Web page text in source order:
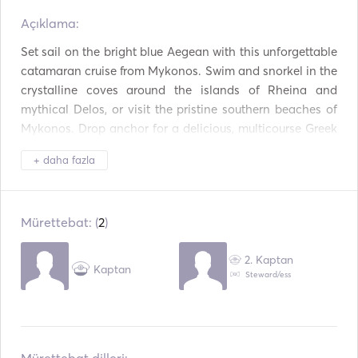
Güvenlik Sistemi
Fırın
Çatal Bıçak / Bardak /
Tabaklar
Aux Bağlantısı USB Bağlantısı
Mp3 Çalar / Radyo /
Açıklama:
Set sail on the bright blue Aegean with this unforgettable
catamaran cruise from Mykonos. Swim and snorkel in the
crystalline coves around the islands of Rheina and
mythical Delos, or visit the pristine southern beaches of
Mykonos. Drop anchor for a delicious, multicourse Greek
unlimited beer and wine from an open bar.
- Sail among the turquoise waters of the Aegean to the
islands of Delos and Rhenia
- Swim and snorkel at secluded island coves
+ daha fazla
Mürettebat: (2)
Kaptan
2. Kaptan
Steward/ess